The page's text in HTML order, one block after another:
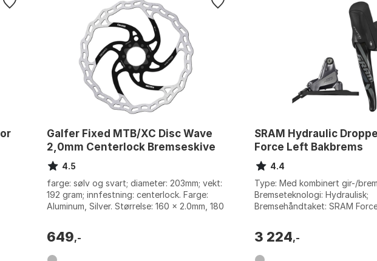
Galfer Fixed MTB/XC Disc Wave
2,0mm Centerlock Bremseskive
4.5
farge: sølv og svart; diameter: 203mm; vekt:
192 gram; innfestning: centerlock. Farge:
Aluminum, Silver. Størrelse: 160 x 2.0mm, 180
649,-
SRAM Hydraulic
Force Left Bakbrems
4.4
Type: Med kombinert gir-/
Bremseteknologi: Hydraulisk;
Bremsehåndtaket: SRAM
3 224,-